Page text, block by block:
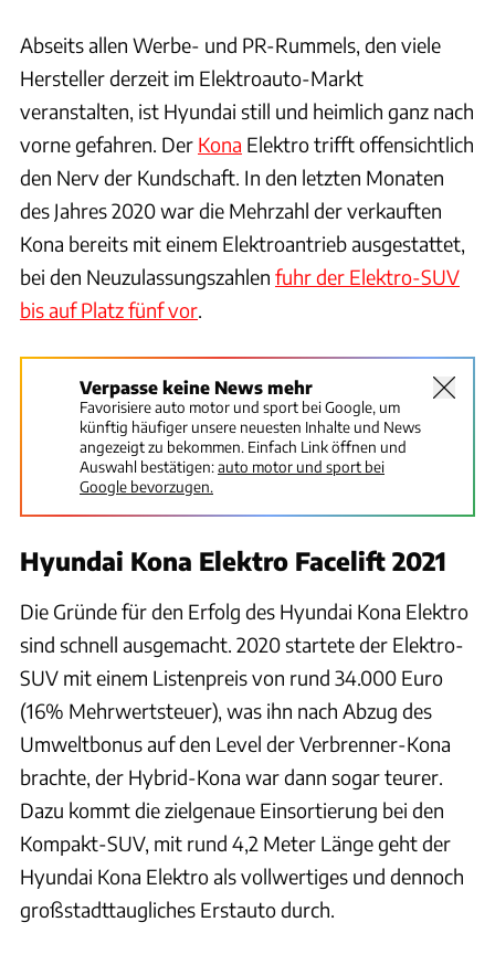
Abseits allen Werbe- und PR-Rummels, den viele
Hersteller derzeit im Elektroauto-Markt
veranstalten, ist Hyundai still und heimlich ganz nach
vorne gefahren. Der Kona Elektro trifft offensichtlich
den Nerv der Kundschaft. In den letzten Monaten
des Jahres 2020 war die Mehrzahl der verkauften
Kona bereits mit einem Elektroantrieb ausgestattet,
bei den Neuzulassungszahlen fuhr der Elektro-SUV
bis auf Platz fünf vor.
Verpasse keine News mehr
Favorisiere auto motor und sport bei Google, um
künftig häufiger unsere neuesten Inhalte und News
angezeigt zu bekommen. Einfach Link öffnen und
Auswahl bestätigen:auto motor und sport bei
Google bevorzugen.
Hyundai Kona Elektro Facelift 2021
Die Gründe für den Erfolg des Hyundai Kona Elektro
sind schnell ausgemacht. 2020 startete der Elektro-
SUV mit einem Listenpreis von rund 34.000 Euro
(16% Mehrwertsteuer), was ihn nach Abzug des
Umweltbonus auf den Level der Verbrenner-Kona
brachte, der Hybrid-Kona war dann sogar teurer.
Dazu kommt die zielgenaue Einsortierung bei den
Kompakt-SUV, mit rund 4,2 Meter Länge geht der
Hyundai Kona Elektro als vollwertiges und dennoch
großstadttaugliches Erstauto durch.